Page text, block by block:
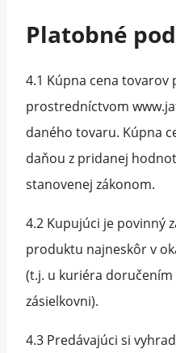
Platobné
4.1 Kúpna cena
prostredníctvom
daného tovaru. Kúpna
daňou z pridanej
stanovenej zákonom.
4.2 Kupujúci je povinný
produktu najneskôr v
(t.j. u kuriéra
zásielkovni).
4.3 Predávajúci si